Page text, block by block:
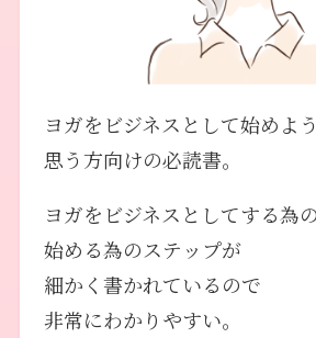
ヨガをビジネスとして始めよ
思う方向けの必読書。
ヨガをビジネスとしてする為
始める為のステップが
細かく書かれているので
非常にわかりやすい。